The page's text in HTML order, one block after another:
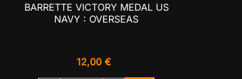
 Aperçu rapide
BARRETTE VICTORY MEDAL US
NAVY : OVERSEAS
12,00 €